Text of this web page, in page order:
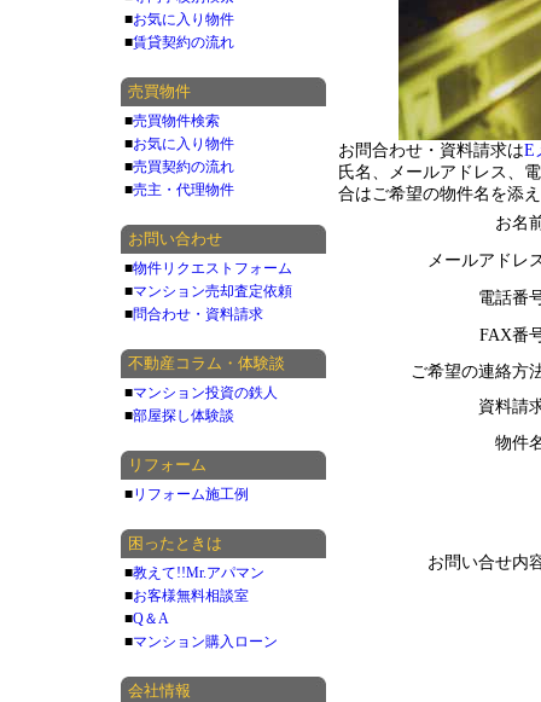
お問合わせ・資料請求はE
氏名、メールアドレス、
合はご希望の物件名を添
お名
メールアドレ
電話番
FAX番
ご希望の連絡方
資料請
物件
お問い合せ内
■お気に入り物件
■賃貸契約の流れ
売買物件
■売買物件検索
■お気に入り物件
■売買契約の流れ
■売主・代理物件
お問い合わせ
■物件リクエストフォーム
■マンション売却査定依頼
■問合わせ・資料請求
不動産コラム・体験談
■マンション投資の鉄人
■部屋探し体験談
リフォーム
■リフォーム施工例
困ったときは
■教えて!!Mr.アパマン
■お客様無料相談室
■Q＆A
■マンション購入ローン
会社情報